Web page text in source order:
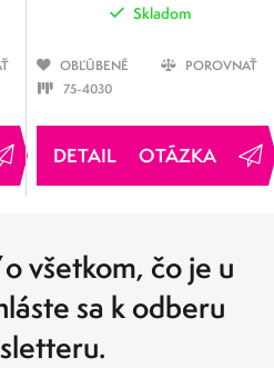
Skladom
OBĽÚBENÉ
POROVNAŤ
75-4030
OTÁZKA
všetkom, čo je u
sa k odberu